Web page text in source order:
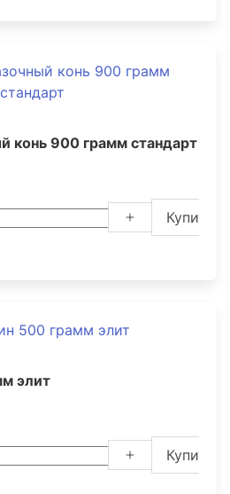
конь 900 грамм стандарт
Купить
элит
Купить